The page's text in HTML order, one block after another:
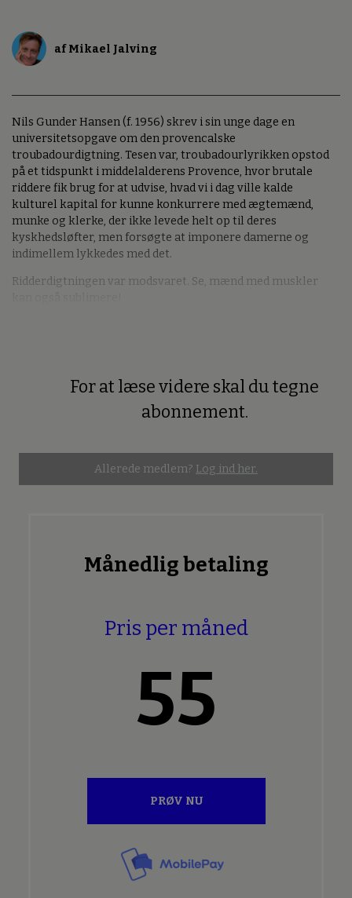
af Mikael Jalving
Nils Gunder Hansen (f. 1956) skrev i sin unge dage en
universitetsopgave om den provencalske
troubadourdigtning. Tesen var, troubadourlyrikken opstod
på et tidspunkt i middelalderens Provence, hvor brutale
riddere fik brug for at udvise, hvad vi i dag ville kalde
kulturel kapital for kunne konkurrere med ægtemænd,
munke og klerke, der ikke levede helt op til deres
kyskhedsløfter, men forsøgte at imponere damerne og
indimellem lykkedes med det.
Ridderdigtningen var modsvaret. Se, mænd med muskler
For at læse videre skal du tegne
abonnement.
Allerede medlem? Log ind her.
Månedlig betaling
Pris per måned
55
PRØV NU